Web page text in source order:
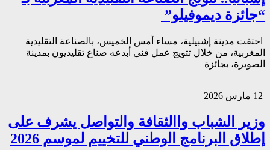
“جائزة ديموفيلو”
احتفت مدينة إشبيلية، مساء أمس الخميس، بالصناعة التقليدية
المغربية، من خلال تتويج عمل فني أبدعه صناع تقليديون بمدينة
الصويرة، بجائزة
وزير الشباب واالثقافة والتواصل يشرف على
إطلاق البرنامج الوطني للتخييم لموسم 2026